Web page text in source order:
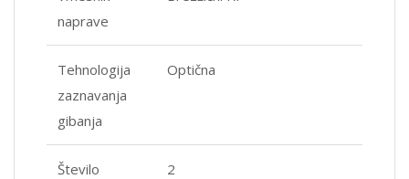
naprave
Tehnologija
zaznavanja
gibanja
Optična
Število
2